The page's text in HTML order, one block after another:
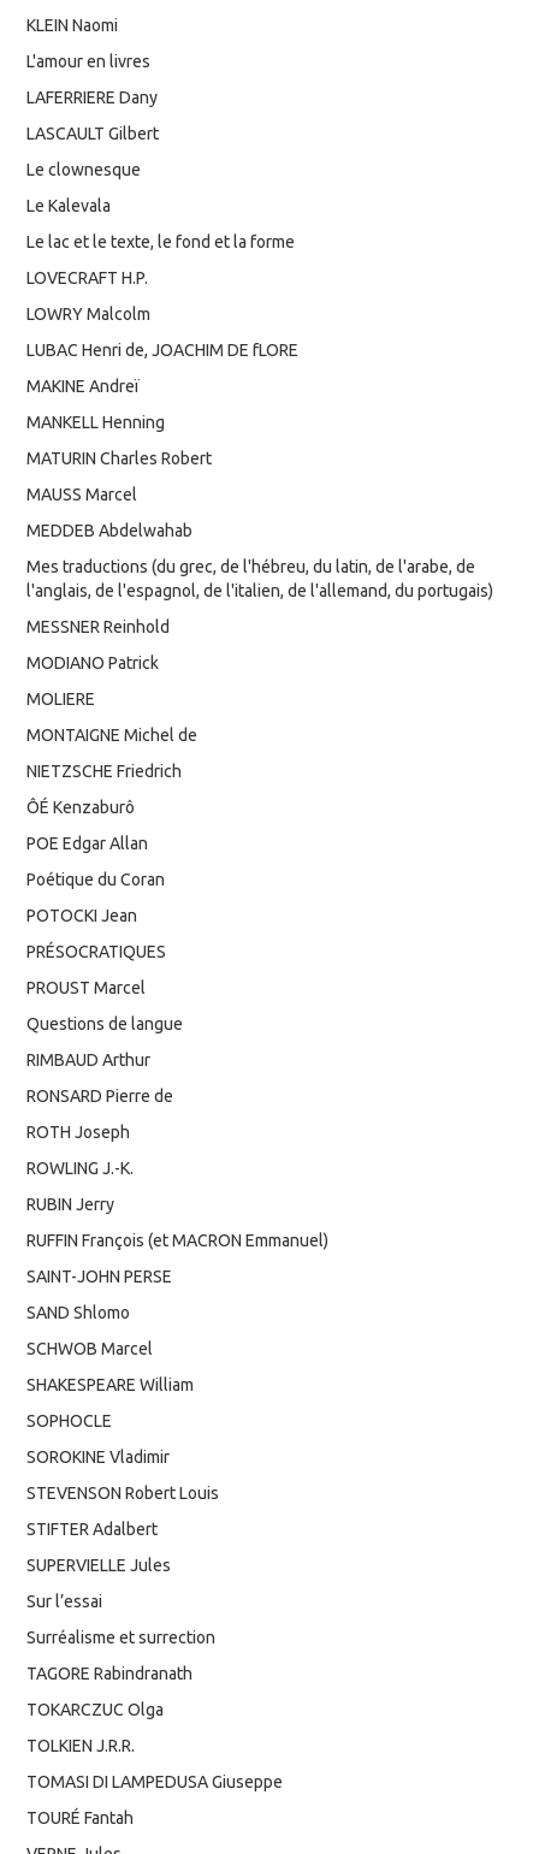
KLEIN Naomi
L'amour en livres
LAFERRIERE Dany
LASCAULT Gilbert
Le clownesque
Le Kalevala
Le lac et le texte, le fond et la forme
LOVECRAFT H.P.
LOWRY Malcolm
LUBAC Henri de, JOACHIM DE fLORE
MAKINE Andreï
MANKELL Henning
MATURIN Charles Robert
MAUSS Marcel
MEDDEB Abdelwahab
Mes traductions (du grec, de l'hébreu, du latin, de l'arabe, de
l'anglais, de l'espagnol, de l'italien, de l'allemand, du portugais)
MESSNER Reinhold
MODIANO Patrick
MOLIERE
MONTAIGNE Michel de
NIETZSCHE Friedrich
ÔÉ Kenzaburô
POE Edgar Allan
Poétique du Coran
POTOCKI Jean
PRÉSOCRATIQUES
PROUST Marcel
Questions de langue
RIMBAUD Arthur
RONSARD Pierre de
ROTH Joseph
ROWLING J.-K.
RUBIN Jerry
RUFFIN François (et MACRON Emmanuel)
SAINT-JOHN PERSE
SAND Shlomo
SCHWOB Marcel
SHAKESPEARE William
SOPHOCLE
SOROKINE Vladimir
STEVENSON Robert Louis
STIFTER Adalbert
SUPERVIELLE Jules
Sur l’essai
Surréalisme et surrection
TAGORE Rabindranath
TOKARCZUC Olga
TOLKIEN J.R.R.
TOMASI DI LAMPEDUSA Giuseppe
TOURÉ Fantah